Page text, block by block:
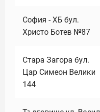
София - ХБ бул.
Христо Ботев №87
Стара Загора бул.
Цар Симеон Велики
144